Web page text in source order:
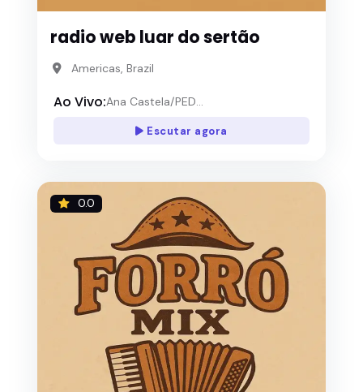
radio web luar do sertão
Americas, Brazil
Ao Vivo:Ana Castela/PED...
Escutar agora
0.0